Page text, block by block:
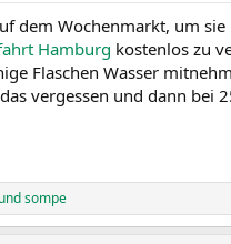
dem Wochenmarkt, um
Hamburg kostenlos zu
Flaschen Wasser
vergessen und dann bei
undsompe